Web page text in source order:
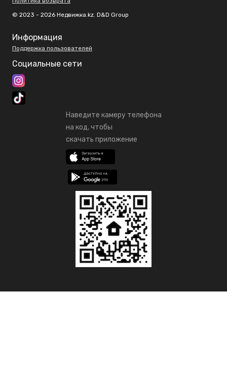
© 2023 - 2026 Недвижка.kz. D&D Group
Информация
Поддержка пользователей
Социальные сети
Наведите камеру телефона
на код, чтобы
скачать приложение